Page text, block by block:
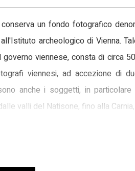
un fondo fotografico
archeologico di Vienna.
viennese, consta di circa
viennesi, ad accezione di
anche i soggetti, in
valli del Natisone, fino alla